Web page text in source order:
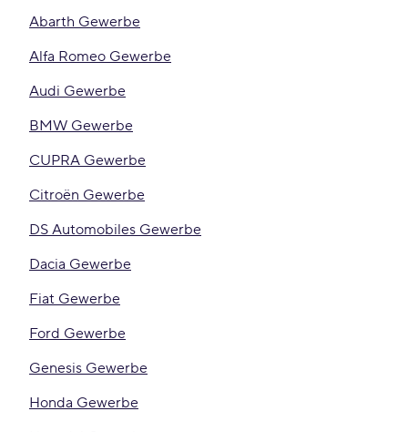
Abarth Gewerbe
Alfa Romeo Gewerbe
Audi Gewerbe
BMW Gewerbe
CUPRA Gewerbe
Citroën Gewerbe
DS Automobiles Gewerbe
Dacia Gewerbe
Fiat Gewerbe
Ford Gewerbe
Genesis Gewerbe
Honda Gewerbe